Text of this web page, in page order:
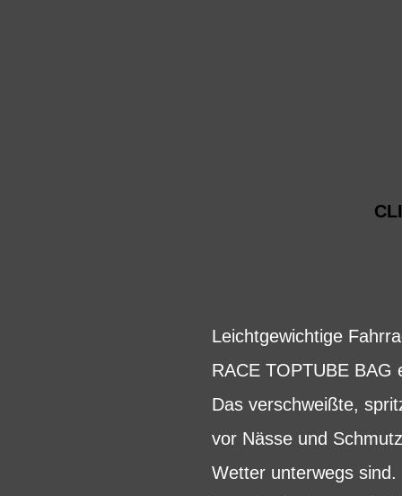
Leichtgewichtige
RACE TOPTUBE BAG
Das verschweißte,
vor Nässe und
Wetter unterwegs